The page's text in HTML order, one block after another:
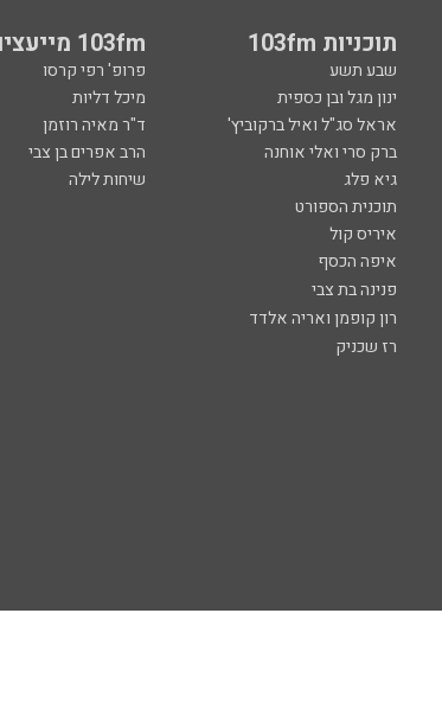
תוכניות 103fm 103fm מייעצים
שבע תשע פרופ' רפי קרסו
ינון מגל ובן כספית
מיכל דליות
אראל סג"ל ואיל ברקוביץ'
ד"ר מאיה רוזמן
ברק סרי ואלי אוחנה
הרב אפרים בן צבי
גיא פלג
שיחות לילה
תוכנית הספורט
איריס קול
איפה הכסף
פנינה בת צבי
רון קופמן ואריה אלדד
רז שכניק